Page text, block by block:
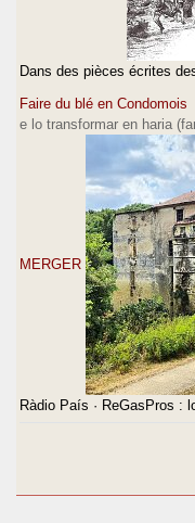
Dans des pièces écrites
Faire du blé en Condomois
e lo transformar en haria
MERGER
Ràdio País · ReGasPros :